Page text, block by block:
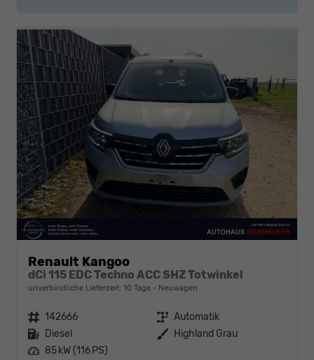
Renault Kangoo
dCi 115 EDC Techno ACC SHZ Totwinkel
unverbindliche Lieferzeit: 10 Tage Neuwagen
Fahrzeugnr. 142666 Getriebe Automatik
Kraftstoff Diesel Außenfarbe Highland Grau
Leistung 85 kW (116 PS)